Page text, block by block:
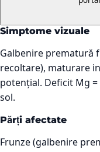
Simptome vizuale
Galbenire prematură
recoltare), maturare
potențial. Deficit Mg
sol.
Părți afectate
Frunze (galbenire